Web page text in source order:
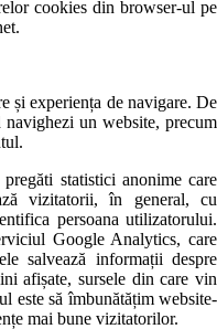
cookies din browser-ul pe
și experiența de navigare. De
un website, precum
statistici anonime care
vizitatorii, în general, cu
persoana utilizatorului.
Google Analytics, care
salvează informații despre
afișate, sursele din care vin
este să îmbunătățim website-
mai bune vizitatorilor.